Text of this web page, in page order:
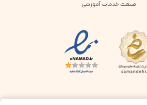
صنعت خدمات آموزشی
لوگو اینماد پرش